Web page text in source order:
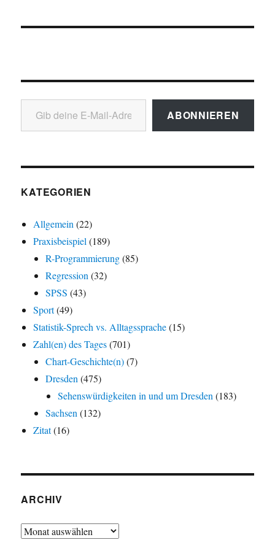
Gib deine E-Mail-Adresse ein ...
ABONNIEREN
KATEGORIEN
Allgemein (22)
Praxisbeispiel (189)
R-Programmierung(85)
Regression (32)
SPSS (43)
Sport(49)
Statistik-Sprech vs. Alltagssprache(15)
Zahl(en) des Tages(701)
Chart-Geschichte(n)(7)
Dresden (475)
Sehenswürdigkeiten in und um Dresden (183)
Sachsen (132)
Zitat(16)
ARCHIV
Archiv